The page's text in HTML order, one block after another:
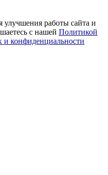
работы сайта и
с нашей Политикой
и конфиденциальности